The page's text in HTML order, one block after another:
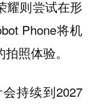
耀则尝试在形
Phone将机
照体验。
持续到2027